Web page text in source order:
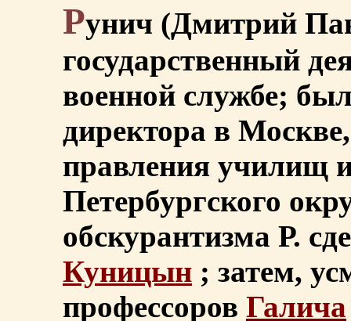
Рунич (Дмитрий
государственный
военной службе;
директора в
правления училищ
Петербургского
обскурантизма Р.
Куницын ; затем,
профессоров Галича